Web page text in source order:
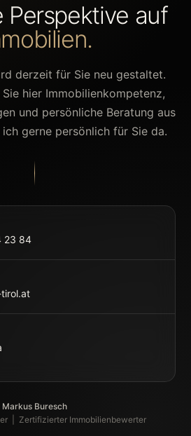
Perspektive auf
derzeit für Sie neu gestaltet.
hier Immobilienkompetenz,
und persönliche Beratung aus
gerne persönlich für Sie da.
23 84
Markus Buresch
| Zertifizierter Immobilienbewerter